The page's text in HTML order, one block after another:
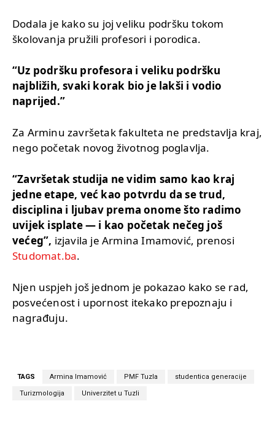
Dodala je kako su joj veliku podršku tokom
školovanja pružili profesori i porodica.
“Uz podršku profesora i veliku podršku
najbližih, svaki korak bio je lakši i vodio
naprijed.”
Za Arminu završetak fakulteta ne predstavlja kraj,
nego početak novog životnog poglavlja.
“Završetak studija ne vidim samo kao kraj
jedne etape, već kao potvrdu da se trud,
disciplina i ljubav prema onome što radimo
uvijek isplate — i kao početak nečeg još
većeg”, izjavila je Armina Imamović, prenosi
Studomat.ba.
Njen uspjeh još jednom je pokazao kako se rad,
posvećenost i upornost itekako prepoznaju i
nagrađuju.
TAGS Armina Imamović PMF Tuzla studentica generacije
Turizmologija Univerzitet u Tuzli